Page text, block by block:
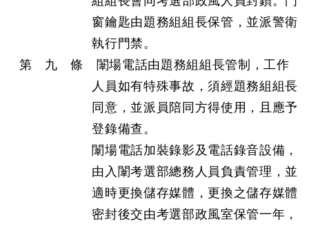
窗鑰匙由題務組組長保管，並派警衛
執行門禁。
第 九 條 闈場電話由題務組組長管制，工作
人員如有特殊事故，須經題務組組長
同意，並派員陪同方得使用，且應予
登錄備查。
闈場電話加裝錄影及電話錄音設備，
由入闈考選部總務人員負責管理，並
適時更換儲存媒體，更換之儲存媒體
密封後交由考選部政風室保管一年，